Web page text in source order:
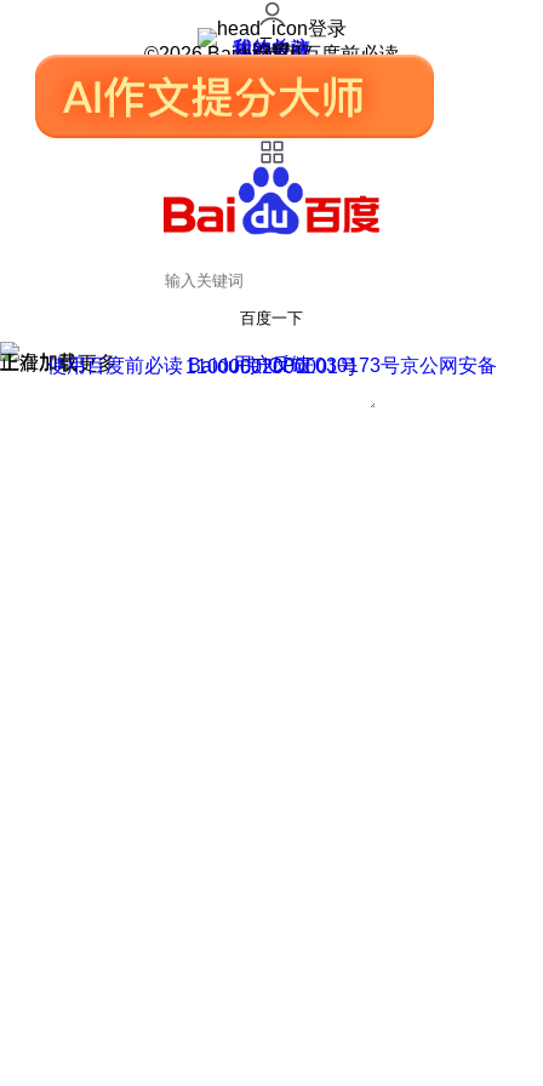
登录
我的关注
我的收藏
皮肤中心
用户反馈
设置
©2026 Baidu 使用百度前必读
百度一下
正在加载
上滑加载更多 用户反馈
使用百度前必读 Baidu 京ICP证030173号
京公网安备11000002000001号